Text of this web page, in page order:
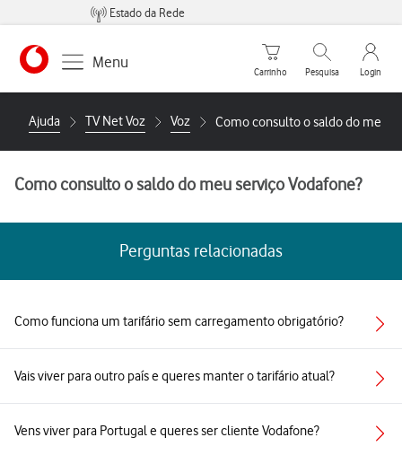
Estado da Rede
https://www.vodafone.pt
Menu
Carrinho de compras
Carrinho
Pesquisar
Pesquisa
My
Login
Ajuda TV Net Voz Voz Como consulto o saldo do meu
Como consulto o saldo do meu serviço Vodafone?
Perguntas relacionadas
Como funciona um tarifário sem carregamento obrigatório?
Vais viver para outro país e queres manter o tarifário atual?
Vens viver para Portugal e queres ser cliente Vodafone?